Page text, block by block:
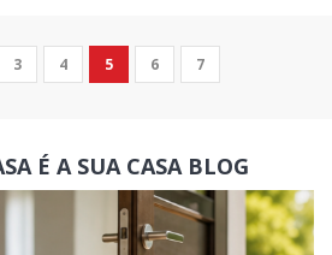
3 4 5 6 7
É A SUA CASA BLOG